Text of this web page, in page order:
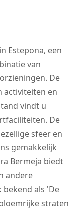
Estepona, een
van
De
activiteiten en
vindt u
De
sfeer en
gemakkelijk
Bermeja biedt
andere
bekend als 'De
straten